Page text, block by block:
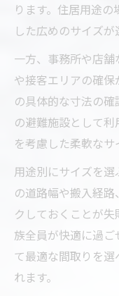
ります。住居用途
した広めのサイズが
一方、事務所や店
や接客エリアの確
の具体的な寸法の
の避難施設として
を考慮した柔軟なサ
用途別にサイズを
の道路幅や搬入経
クしておくことが
族全員が快適に過
て最適な間取りを
れます。